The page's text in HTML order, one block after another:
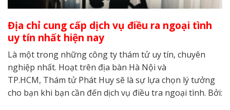
Địa chỉ cung cấp dịch vụ điều ra ngoại tình
uy tín nhất hiện nay
Là một trong những công ty thám tử uy tín, chuyên
nghiệp nhất. Hoạt trên địa bàn Hà Nội và
TP.HCM, Thám tử Phát Huy sẽ là sự lựa chọn lý tưởng
cho bạn khi bạn cần đến dịch vụ điều tra ngoại tình. Bởi: